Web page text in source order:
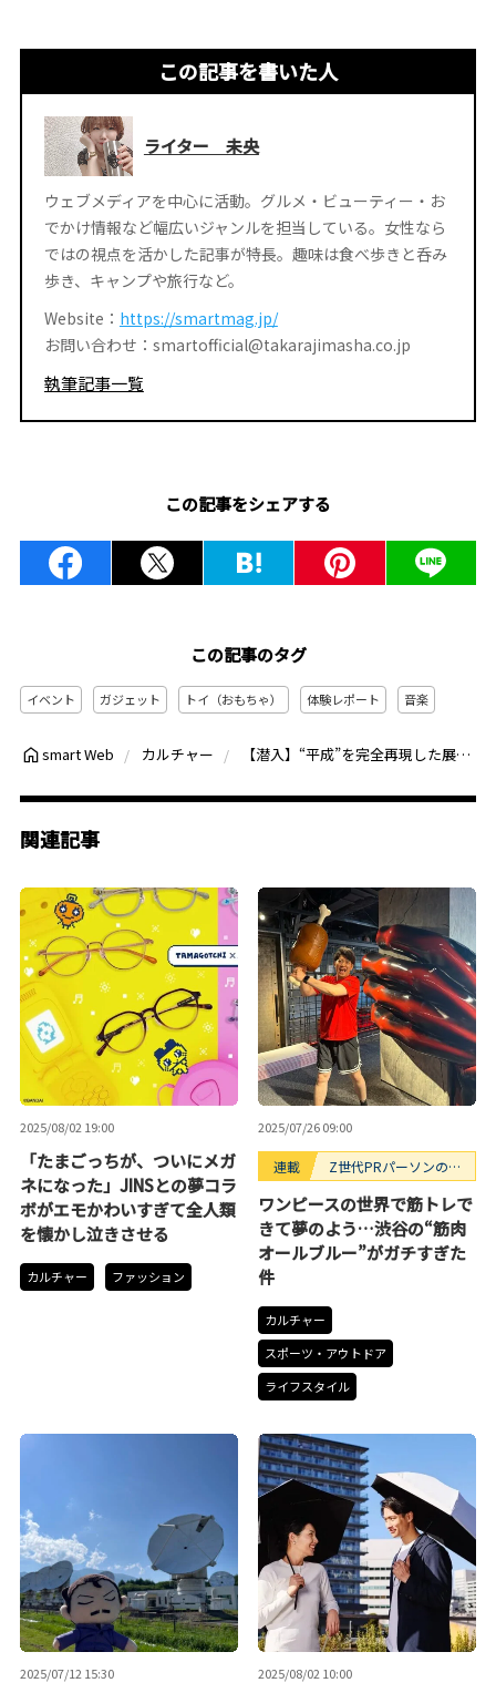
この記事を書いた人
ライター 未央
ウェブメディアを中心に活動。グルメ・ビューティー・お
でかけ情報など幅広いジャンルを担当している。女性なら
ではの視点を活かした記事が特長。趣味は食べ歩きと呑み
歩き、キャンプや旅行など。
Website： https://smartmag.jp/
お問い合わせ：smartofficial@takarajimasha.co.jp
執筆記事一覧
この記事をシェアする
この記事のタグ
イベント ガジェット トイ（おもちゃ） 体験レポート 音楽
smart Web カルチャー 【潜入】“平成”を完全再現した展示が泣けた…ポケベル、ガラケー、写ルンです、プロフ帳に胸キュン「NEO平成レトロ展」レポート
関連記事
2025/08/02 19:00
「たまごっちが、ついにメガ
ネになった」JINSとの夢コラ
ボがエモかわいすぎて全人類
を懐かし泣きさせる
カルチャー ファッション
2025/07/26 09:00
連載
Z世代PRパーソンのキ
ワンピースの世界で筋トレで
きて夢のよう…渋谷の“筋肉
オールブルー”がガチすぎた
件
カルチャー
スポーツ・アウトドア
ライフスタイル
2025/07/12 15:30 2025/08/02 10:00